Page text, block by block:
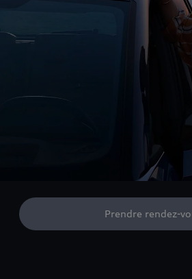
Prendre rendez-